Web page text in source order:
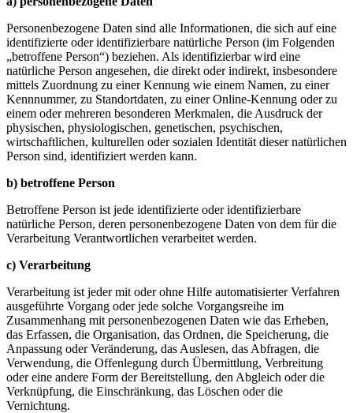
Personenbezogene Daten sind alle Informationen, die sich auf eine
identifizierte oder identifizierbare natürliche Person (im Folgenden
„betroffene Person“) beziehen. Als identifizierbar wird eine
natürliche Person angesehen, die direkt oder indirekt, insbesondere
mittels Zuordnung zu einer Kennung wie einem Namen, zu einer
Kennnummer, zu Standortdaten, zu einer Online-Kennung oder zu
einem oder mehreren besonderen Merkmalen, die Ausdruck der
physischen, physiologischen, genetischen, psychischen,
wirtschaftlichen, kulturellen oder sozialen Identität dieser natürlichen
Person sind, identifiziert werden kann.
b) betroffene Person
Betroffene Person ist jede identifizierte oder identifizierbare
natürliche Person, deren personenbezogene Daten von dem für die
Verarbeitung Verantwortlichen verarbeitet werden.
c) Verarbeitung
Verarbeitung ist jeder mit oder ohne Hilfe automatisierter Verfahren
ausgeführte Vorgang oder jede solche Vorgangsreihe im
Zusammenhang mit personenbezogenen Daten wie das Erheben,
das Erfassen, die Organisation, das Ordnen, die Speicherung, die
Anpassung oder Veränderung, das Auslesen, das Abfragen, die
Verwendung, die Offenlegung durch Übermittlung, Verbreitung
oder eine andere Form der Bereitstellung, den Abgleich oder die
Verknüpfung, die Einschränkung, das Löschen oder die
Vernichtung.